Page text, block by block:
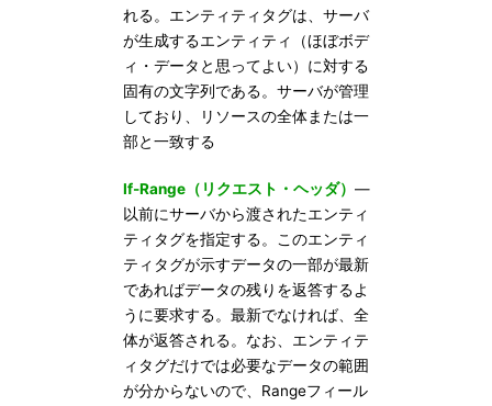
れる。エンティティタグは、サーバ
が生成するエンティティ（ほぼボデ
ィ・データと思ってよい）に対する
固有の文字列である。サーバが管理
しており、リソースの全体または一
部と一致する
If-Range（リクエスト・ヘッダ） —
以前にサーバから渡されたエンティ
ティタグを指定する。このエンティ
ティタグが示すデータの一部が最新
であればデータの残りを返答するよ
うに要求する。最新でなければ、全
体が返答される。なお、エンティテ
ィタグだけでは必要なデータの範囲
が分からないので、Rangeフィール